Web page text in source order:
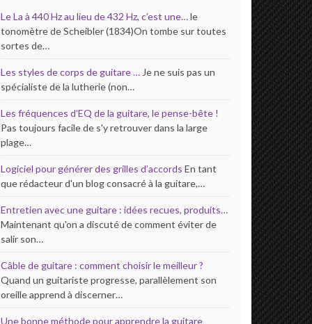
Le La à 440 Hz au lieu de 432 Hz, c’est une…le
tonomètre de Scheibler (1834)On tombe sur toutes
sortes de…
Les styles de corps de guitare … Je ne suis pas un
spécialiste de la lutherie (non…
Les fréquences d’EQ de la guitare, le pense-bête !
Pas toujours facile de s'y retrouver dans la large
plage…
Logiciel pour générer des grilles d’accords En tant
que rédacteur d'un blog consacré à la guitare,…
Entretien avec une guitare : idées recues, produits…
Maintenant qu'on a discuté de comment éviter de
salir son…
Câble de guitare : comment choisir le meilleur ?
Quand un guitariste progresse, parallèlement son
oreille apprend à discerner…
Une bonne méthode pour apprendre la guitare